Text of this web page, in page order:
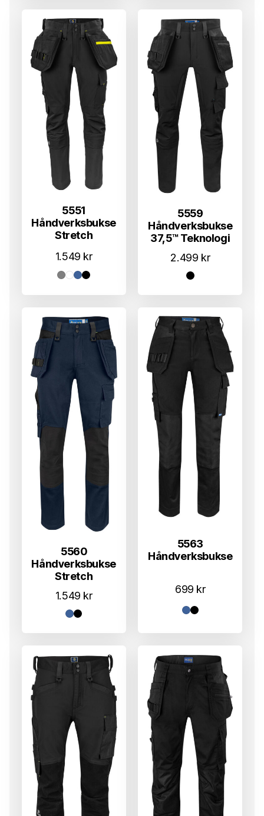
5551
Håndverksbukse
Stretch
1.549 kr
5559
Håndverksbukse
37,5™ Teknologi
2.499 kr
5560
Håndverksbukse
Stretch
1.549 kr
5563
Håndverksbukse
699 kr